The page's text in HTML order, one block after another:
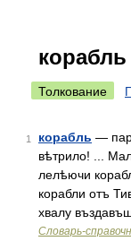
корабль
Толкование
1 корабль —
вѣтрило! ...
лелѣючи
корабли отъ
хвалу
Словарь-